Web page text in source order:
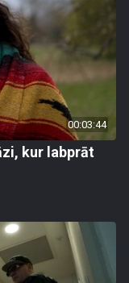
00:03:44
kur labprāt